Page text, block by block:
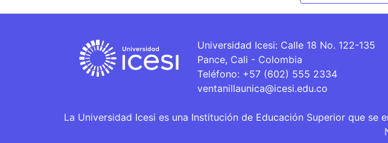
Universidad Icesi: Calle 18 No. 122-135
Pance, Cali - Colombia
Teléfono: +57 (602) 555 2334
ventanillaunica@icesi.edu.co
La Universidad Icesi es una Institución de Educación Superior que